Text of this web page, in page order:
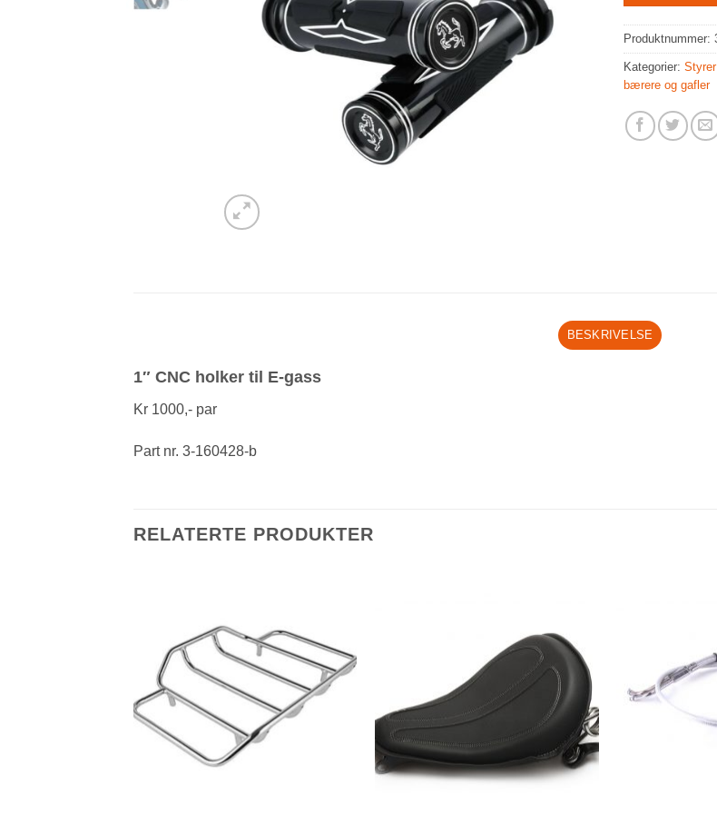
Produktnummer:
Kategorier:
bærere og gafler
BESKRIVELSE
1″ CNC holker til E-gass
Kr 1000,- par
Part nr. 3-160428-b
RELATERTE PRODUKTER